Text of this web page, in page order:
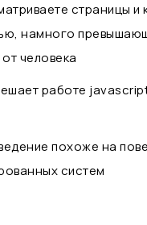
страницы и
намного
человека
работе
похоже на
систем